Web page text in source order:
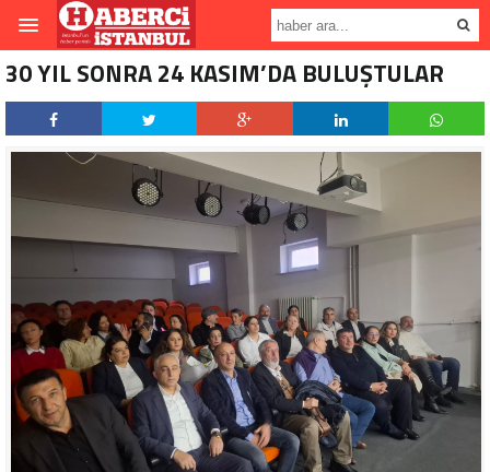
30 YIL SONRA 24 KASIM’DA BULUŞTULAR